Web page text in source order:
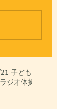
子ども
ジオ体操